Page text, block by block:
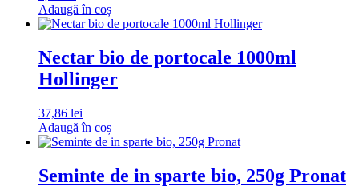
Adaugă în coș
Nectar bio de portocale 1000ml
Hollinger
37,86 lei
Adaugă în coș
Seminte de in sparte bio, 250g Pronat